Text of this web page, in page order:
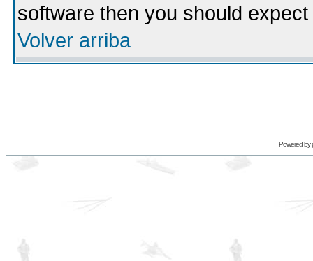
software then you should
Volver arriba
Powered by